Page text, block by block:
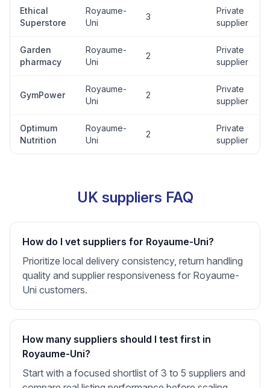
Ethical
Superstore
Royaume-
Uni
3
Private
supplier
Garden
pharmacy
Royaume-
Uni
2
Private
supplier
GymPower
Royaume-
Uni
2
Private
supplier
Optimum
Nutrition
Royaume-
Uni
2
Private
supplier
UK suppliers FAQ
How do I vet suppliers for Royaume-Uni?
Prioritize local delivery consistency, return handling
quality and supplier responsiveness for Royaume-
Uni customers.
How many suppliers should I test first in
Royaume-Uni?
Start with a focused shortlist of 3 to 5 suppliers and